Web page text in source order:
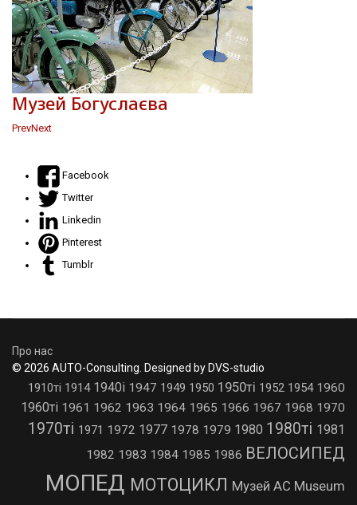
Музей Богуслаєва
PrevNext
Facebook
Twitter
Linkedin
Pinterest
Tumblr
Про нас
© 2026 AUTO-Consulting. Designed by DVS-studio
1910ті 1914 1940і 1947 1949 1950 1950ті 1952 1954 1960
1960ті 1961 1962 1963 1964 1965 1966 1967 1968 1970
1970ті 1971 1972 1977 1978 1979 1980 1980ті 1981
1982 1983 1984 1985 1986 ВЕЛОСИПЕД
МОПЕД МОТОЦИКЛ Музей AC Museum